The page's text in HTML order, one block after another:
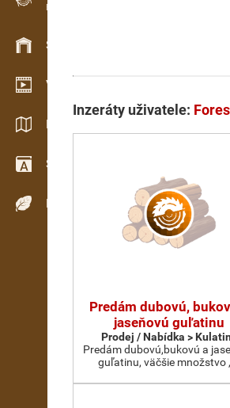
Evidence dřeva v terénu
Skladové hospodářství
Video showroom
Katalogy / Brožury
Slovník
Dřeviny
Inzeráty uživatele:
Predám dubovú,
jaseňovú guľatinu
Prodej / Nabídka >
Predám dubovú,bukovú a
guľatinu, väčšie množstvo